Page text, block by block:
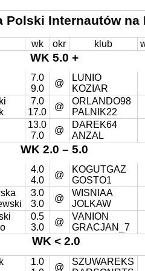
Polski Internautów na
wk okr klub
WK 5.0 +
7.0
9.0
@
LUNIO
KOZIAR
7.0
17.0
@
ORLANDO98
PALNIK22
13.0
7.0
@
DAREK64
ANZAL
WK 2.0 – 5.0
4.0
4.0
@
KOGUTGAZ
GOSTO1
3.0
3.0
@
WISNIAA
JOLKAW
0.5
3.0
@
VANION
GRACJAN_7
WK < 2.0
1.0
@
SZUWAREKS